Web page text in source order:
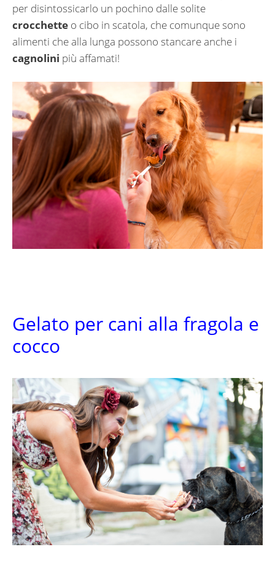
per disintossicarlo un pochino dalle solite
crocchette o cibo in scatola, che comunque sono
alimenti che alla lunga possono stancare anche i
cagnolini più affamati!
Gelato per cani alla fragola e
cocco